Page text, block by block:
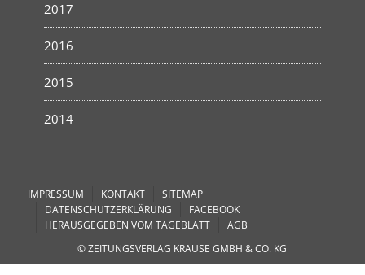
2017
2016
2015
2014
IMPRESSUM KONTAKT
SITEMAP
DATENSCHUTZERKLÄRUNG
FACEBOOK
HERAUSGEGEBEN VOM TAGEBLATT
AGB
© ZEITUNGSVERLAG KRAUSE GMBH & CO. KG